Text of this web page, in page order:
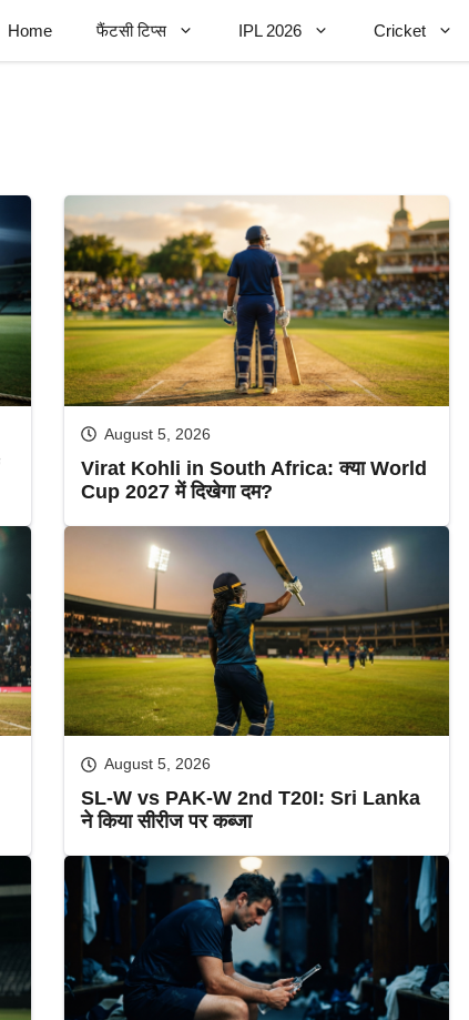
Home फैंटसी टिप्स IPL 2026 Cricket
August 5, 2026
Virat Kohli in South Africa: क्या World
Cup 2027 में दिखेगा दम?
August 5, 2026
SL-W vs PAK-W 2nd T20I: Sri Lanka
ने किया सीरीज पर कब्जा